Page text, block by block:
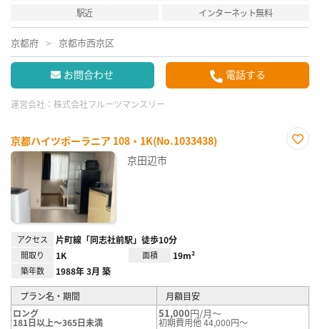
駅近
インターネット無料
京都府 京都市西京区
お問合わせ 電話する
運営会社： 株式会社フルーツマンスリー
京都ハイツポーラニア 108・1K(No.1033438)
京田辺市
アクセス 片町線「同志社前駅」徒歩10分
間取り 1K 面積 19m²
築年数 1988年 3月 築
プラン名・期間
月額目安
ロング
181日以上～365日未満
51,000円/月～
初期費用他 44,000円～